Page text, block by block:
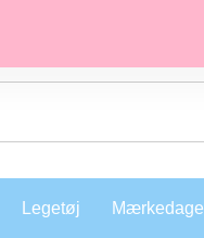
Legetøj Mærkedage